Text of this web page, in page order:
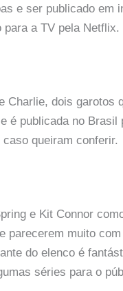
e ser publicado em
para a TV pela Netflix.
Charlie, dois garotos
é publicada no
queiram conferir.
e Kit Connor
parecerem muito
do elenco é
séries para o